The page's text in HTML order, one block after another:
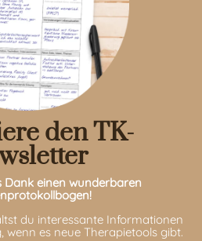
den TK-
Dank einen wunderbaren
du interessante Informationen
es neue Therapietools gibt.